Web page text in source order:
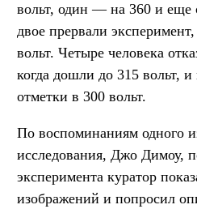
вольт, один — на 360 и
двое прервали
вольт. Четыре человека
когда дошли до 315 вольт,
отметки в 300 вольт.
По воспоминаниям одного
исследования, Джо Димоу,
эксперимента куратор
изображений и попросил